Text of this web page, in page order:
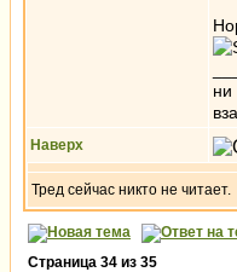
ни
Наверх
Тред сейчас никто не читает.
Страница 34 из 35